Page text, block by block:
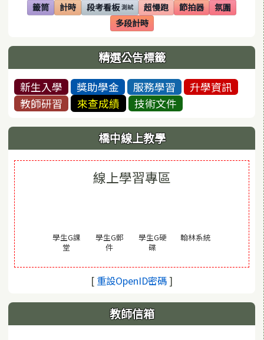
籤筒
(另開視窗)
計時
(另開視窗)段考看板 測試
(另開視窗) 超慢跑
(另開視窗)節拍器
(另開視窗)氛圍
(另開視窗)
多段計時
(另開視窗)
精選公告標籤
新生入學 獎助學金 服務學習
升學資訊
教師研習
來查成績 技術文件
橋中線上教學
線上學習專區
學生G課
堂
學生G郵
件(另開視窗)
學生G硬
碟(另開視窗)
翰林系統(另開視窗)
[ 重設OpenID密碼(另開視窗)
]
教師信箱